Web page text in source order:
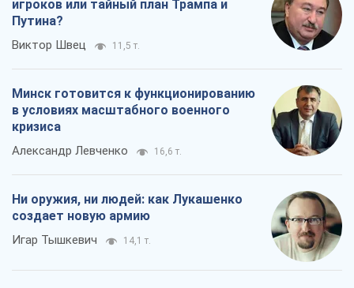
игроков или тайный план Трампа и
Путина?
Виктор Швец 11,5 т.
Минск готовится к функционированию
в условиях масштабного военного
кризиса
Александр Левченко 16,6 т.
Ни оружия, ни людей: как Лукашенко
создает новую армию
Игар Тышкевич 14,1 т.